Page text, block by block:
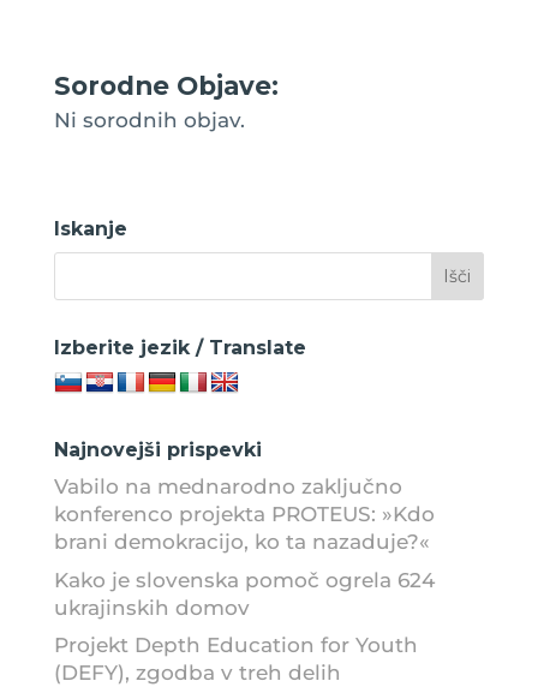
Sorodne Objave:
Ni sorodnih objav.
Iskanje
Izberite jezik / Translate
Najnovejši prispevki
Vabilo na mednarodno zaključno
konferenco projekta PROTEUS: »Kdo
brani demokracijo, ko ta nazaduje?«
Kako je slovenska pomoč ogrela 624
ukrajinskih domov
Projekt Depth Education for Youth
(DEFY), zgodba v treh delih